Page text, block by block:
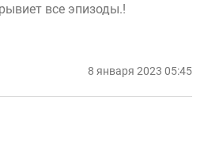
все эпизоды.!
8 января 2023 05:45